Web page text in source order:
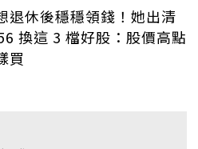
退休後穩穩領錢！她出清
換這 3 檔好股：股價高點
買